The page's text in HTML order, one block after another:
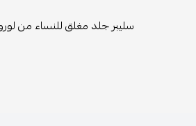
سليبر جلد مغلق للنساء من لورو